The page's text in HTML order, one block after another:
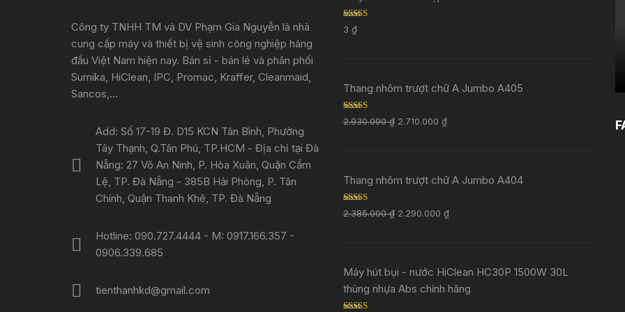
Công ty TNHH TM và DV Phạm Gia Nguyễn là nhà
cung cấp máy và thiết bị vệ sinh công nghiệp hàng
đầu Việt Nam hiện nay. Bán sỉ - bán lẻ và phân phối
Sumika, HiClean, IPC, Promac, Kraffer, Cleanmaid,
Sancos,...
Add: Số 17-19 Đ. D15 KCN Tân Bình, Phường
Tây Thạnh, Q.Tân Phú, TP.HCM - Địa chỉ tại Đà
Nẵng: 27 Võ An Ninh, P. Hòa Xuân, Quận Cẩm
Lệ, TP. Đà Nẵng - 385B Hải Phòng, P. Tân
Chính, Quận Thanh Khê, TP. Đà Nẵng
Hotline: 090.727.4444 - M: 0917.166.357 -
0906.339.685
tienthanhkd@gmail.com
Rated
out of 5
3 ₫
Thang nhôm trượt chữ A Jumbo A405
Rated 5.00
out of 5
2.930.000₫ 2.710.000 ₫
Thang nhôm trượt chữ A Jumbo A404
Rated 5.00
out of 5
2.385.000₫ 2.290.000 ₫
Máy hút bụi - nước HiClean HC30P 1500W 30L
thùng nhựa Abs chính hãng